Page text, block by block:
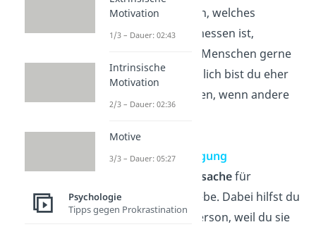
und zu beurteilen, welches
Verhalten angemessen ist,
sich Menschen gerne
an Anderen
. Folglich bist du eher
motiviert zu helfen, wenn andere
Liebe und Zuneigung
häufigste Ursachefür
Altruismus ist Liebe. Dabei hilfst du
einer anderen Person, weil du sie
Motivation
1/3 – Dauer: 02:43
Intrinsische
Motivation
2/3 – Dauer: 02:36
Motive
3/3 – Dauer: 05:27
Psychologie
Tipps gegen Prokrastination